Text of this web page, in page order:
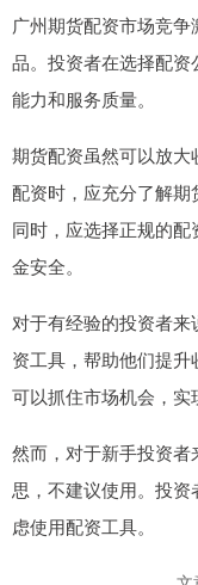
广州期货配资市场竞
品。投资者在选择配
能力和服务质量。
期货配资虽然可以放
配资时，应充分了解期
同时，应选择正规的
金安全。
对于有经验的投资者
资工具，帮助他们提
可以抓住市场机会，实
然而，对于新手投资
思，不建议使用。投
虑使用配资工具。